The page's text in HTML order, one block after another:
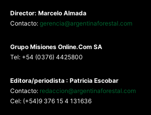
Director: Marcelo Almada
Contacto: gerencia@argentinaforestal.com
Grupo Misiones Online.Com SA
Tel: +54 (0376) 4425800
Editora/periodista : Patricia Escobar
Contacto: redaccion@argentinaforestal.com
Cel: (+54)9 376 15 4 131636